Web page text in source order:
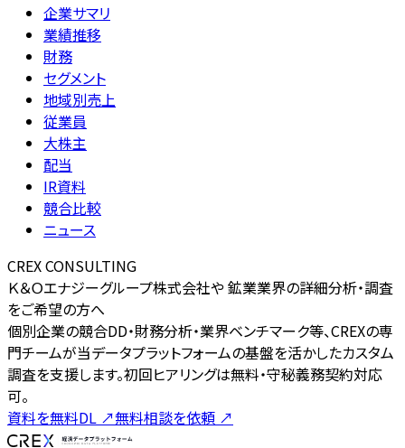
企業サマリ
業績推移
財務
セグメント
地域別売上
従業員
大株主
配当
IR資料
競合比較
ニュース
CREX CONSULTING
Ｋ＆Ｏエナジーグループ株式会社や 鉱業業界の詳細分析・調査
をご希望の方へ
個別企業の競合DD・財務分析・業界ベンチマーク等、CREXの専
門チームが当データプラットフォームの基盤を活かしたカスタム
調査を支援します。初回ヒアリングは無料・守秘義務契約対応
可。
資料を無料DL ↗無料相談を依頼 ↗